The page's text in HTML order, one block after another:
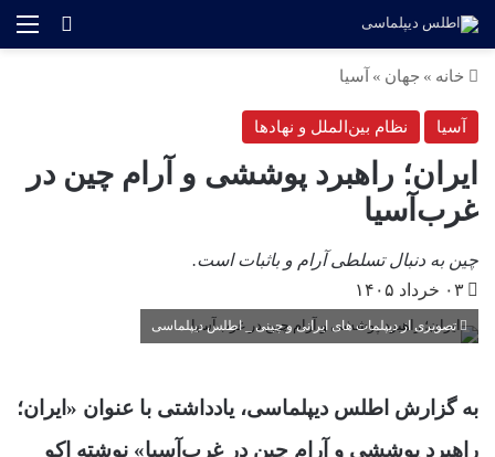
جستجو
خانه » جهان » آسیا
آسیا نظام بین‌الملل و نهادها
ایران؛ راهبرد پوششی و آرام چین در
غرب‌آسیا
چین به دنبال تسلطی آرام و باثبات است.
۰۳ خرداد ۱۴۰۵
تصویری از دیپلمات های ایرانی و چینی _ اطلس دیپلماسی
به گزارش اطلس دیپلماسی، یادداشتی با عنوان «ایران؛
راهبرد پوششی و آرام چین در غرب‌آسیا» نوشته اکو